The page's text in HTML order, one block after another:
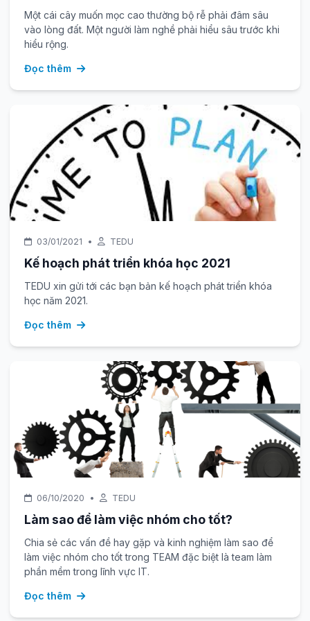
Một cái cây muốn mọc cao thường bộ rễ phải đâm sâu
vào lòng đất. Một người làm nghề phải hiểu sâu trước khi
hiểu rộng.
Đọc thêm
03/01/2021 • TEDU
Kế hoạch phát triển khóa học 2021
TEDU xin gửi tới các bạn bản kế hoạch phát triển khóa
học năm 2021.
Đọc thêm
06/10/2020 • TEDU
Làm sao để làm việc nhóm cho tốt?
Chia sẻ các vấn đề hay gặp và kinh nghiệm làm sao để
làm việc nhóm cho tốt trong TEAM đặc biệt là team làm
phần mềm trong lĩnh vực IT.
Đọc thêm